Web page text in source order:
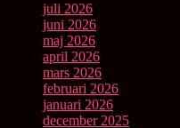
juli 2026
juni 2026
maj 2026
april 2026
mars 2026
februari 2026
januari 2026
december 2025